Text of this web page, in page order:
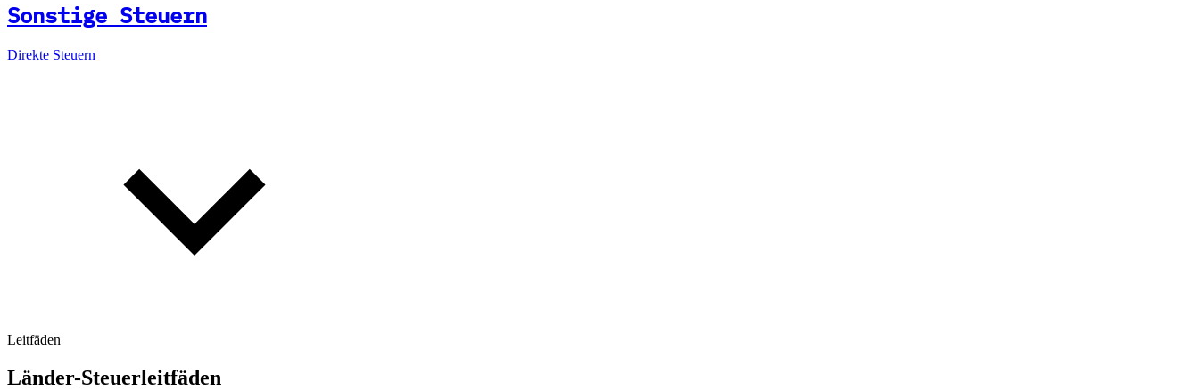
Sonstige Steuern
Direkte Steuern
Leitfäden
Länder-Steuerleitfäden